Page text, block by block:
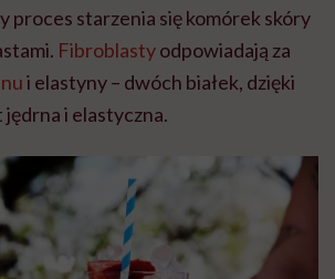
proces starzenia się komórek skóry
Fibroblastyodpowiadają za
i elastyny – dwóch białek, dzięki
jędrna i elastyczna.